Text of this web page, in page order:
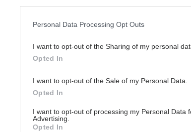
Personal Data Processing Opt Outs
I want to opt-out of the Sharing of my personal
Opted In
I want to opt-out of the Sale of my Personal Data.
Opted In
I want to opt-out of processing my Personal Data
Advertising.
Opted In
Σε
για
γρήγορο Σύστημα